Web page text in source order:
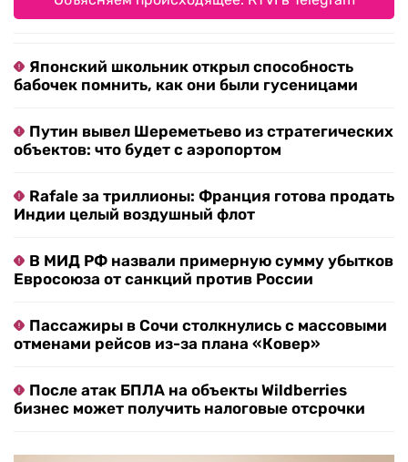
Японский школьник открыл способность
бабочек помнить, как они были гусеницами
Путин вывел Шереметьево из стратегических
объектов: что будет с аэропортом
Rafale за триллионы: Франция готова продать
Индии целый воздушный флот
В МИД РФ назвали примерную сумму убытков
Евросоюза от санкций против России
Пассажиры в Сочи столкнулись с массовыми
отменами рейсов из-за плана «Ковер»
После атак БПЛА на объекты Wildberries
бизнес может получить налоговые отсрочки